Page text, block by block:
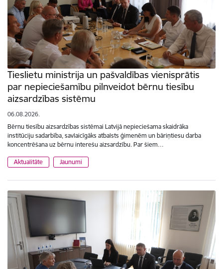
Tieslietu ministrija un pašvaldības vienisprātis
par nepieciešamību pilnveidot bērnu tiesību
aizsardzības sistēmu
06.08.2026.
Bērnu tiesību aizsardzības sistēmai Latvijā nepieciešama skaidrāka
institūciju sadarbība, savlaicīgāks atbalsts ģimenēm un bāriņtiesu darba
koncentrēšana uz bērnu interešu aizsardzību. Par šiem…
Aktualitāte Jaunumi